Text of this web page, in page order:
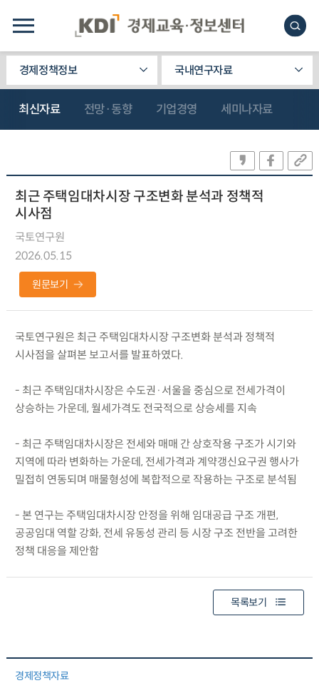
경제정책정보 국내연구자료
최신자료 전망·동향 기업경영 세미나자료
최근 주택임대차시장 구조변화 분석과 정책적
시사점
국토연구원
2026.05.15
원문보기
국토연구원은 최근 주택임대차시장 구조변화 분석과 정책적
시사점을 살펴본 보고서를 발표하였다.
- 최근 주택임대차시장은 수도권·서울을 중심으로 전세가격이
상승하는 가운데, 월세가격도 전국적으로 상승세를 지속
- 최근 주택임대차시장은 전세와 매매 간 상호작용 구조가 시기와
지역에 따라 변화하는 가운데, 전세가격과 계약갱신요구권 행사가
밀접히 연동되며 매물형성에 복합적으로 작용하는 구조로 분석됨
- 본 연구는 주택임대차시장 안정을 위해 임대공급 구조 개편,
공공임대 역할 강화, 전세 유동성 관리 등 시장 구조 전반을 고려한
정책 대응을 제안함
목록보기
경제정책자료